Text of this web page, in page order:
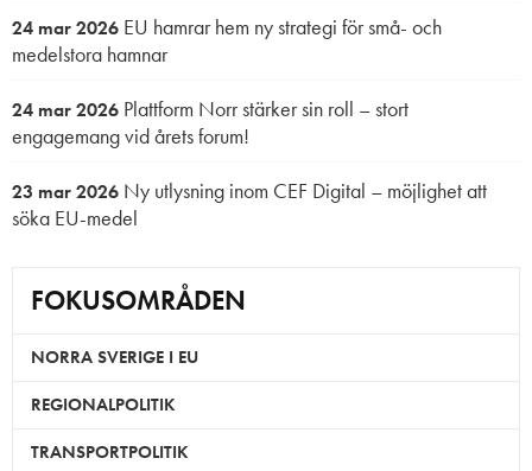
24 mar 2026 EU hamrar hem ny strategi för små- och
medelstora hamnar
24 mar 2026 Plattform Norr stärker sin roll – stort
engagemang vid årets forum!
23 mar 2026 Ny utlysning inom CEF Digital – möjlighet att
söka EU-medel
FOKUSOMRÅDEN
NORRA SVERIGE I EU
REGIONALPOLITIK
TRANSPORTPOLITIK